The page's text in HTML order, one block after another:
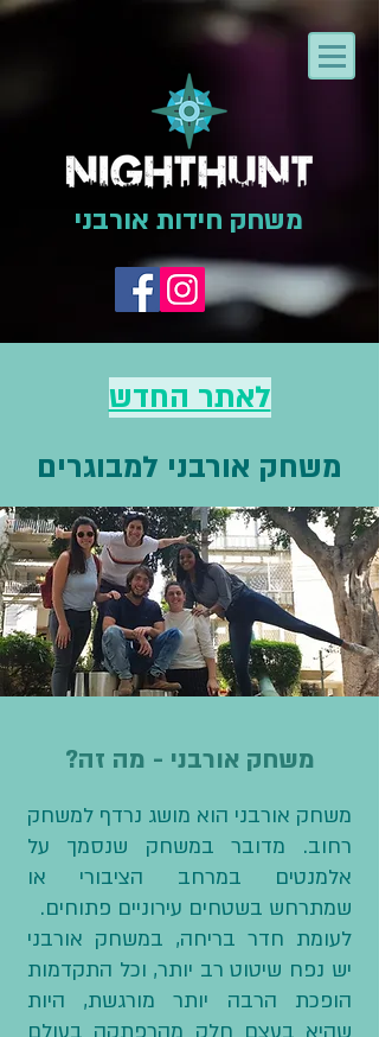
משחק חידות אורבני
לאתר החדש
משחק אורבני למבוגרים
משחק אורבני - מה זה?
משחק אורבני הוא מושג נרדף למשחק
רחוב. מדובר במשחק שנסמך על
אלמנטים במרחב הציבורי או
שמתרחש בשטחים עירוניים פתוחים.
לעומת חדר בריחה, במשחק אורבני
יש נפח שיטוט רב יותר, וכל התקדמות
הופכת הרבה יותר מורגשת, היות